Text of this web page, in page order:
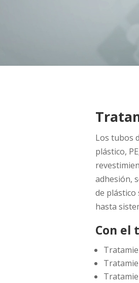
Los tubos
plástico,
adhesión,
de plástico
hasta
Con el